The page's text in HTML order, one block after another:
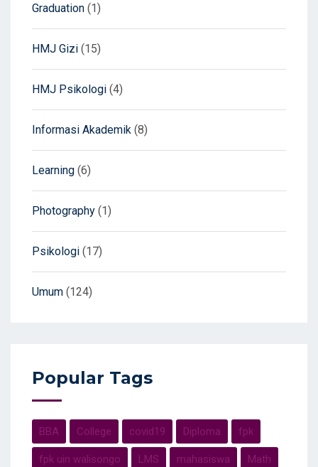
Graduation (1)
HMJ Gizi (15)
HMJ Psikologi (4)
Informasi Akademik (8)
Learning (6)
Photography (1)
Psikologi (17)
Umum (124)
Popular Tags
BBA College covid19 Diploma fpk
fpk uin walisongo LMS mahasiswa Math